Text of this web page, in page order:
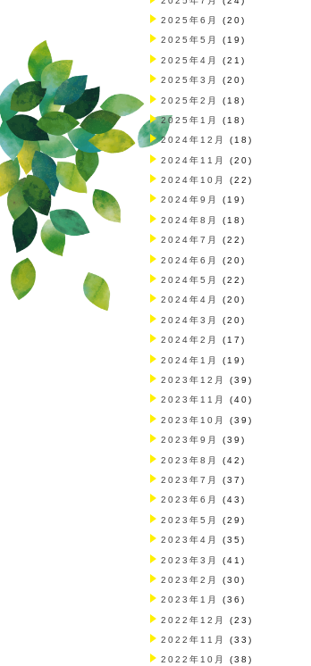
2025年6月 (20)
2025年5月 (19)
2025年4月 (21)
2025年3月 (20)
2025年2月 (18)
2025年1月 (18)
2024年12月 (18)
2024年11月 (20)
2024年10月 (22)
2024年9月 (19)
2024年8月 (18)
2024年7月 (22)
2024年6月 (20)
2024年5月 (22)
2024年4月 (20)
2024年3月 (20)
2024年2月 (17)
2024年1月 (19)
2023年12月 (39)
2023年11月 (40)
2023年10月 (39)
2023年9月 (39)
2023年8月 (42)
2023年7月 (37)
2023年6月 (43)
2023年5月 (29)
2023年4月 (35)
2023年3月 (41)
2023年2月 (30)
2023年1月 (36)
2022年12月 (23)
2022年11月 (33)
2022年10月 (38)